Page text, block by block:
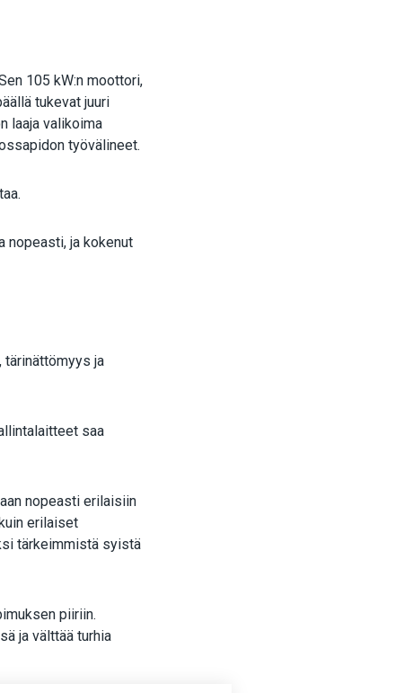
105 kW:n moottori,
tukevat juuri
laaja valikoima
työvälineet.
nopeasti, ja kokenut
tärinättömyys ja
saa
nopeasti erilaisiin
erilaiset
tärkeimmistä syistä
piiriin.
ja välttää turhia